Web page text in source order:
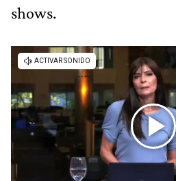
shows.